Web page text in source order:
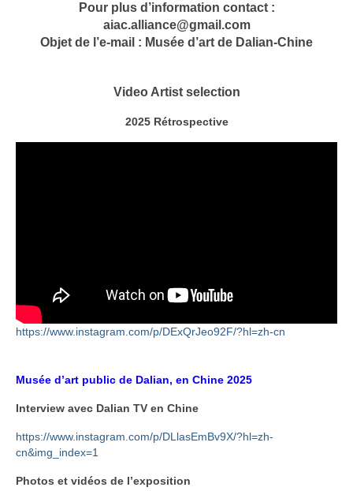
Pour plus d’information contact :
aiac.alliance@gmail.com
Objet de l’e-mail : Musée d’art de Dalian-Chine
Video Artist selection
2025 Rétrospective
https://www.instagram.com/p/DExQrJeo92F/?hl=zh-cn
Musée d’art public de Dalian, en Chine 2025
Interview avec Dalian TV en Chine
https://www.instagram.com/p/DLlasEmBv9X/?hl=zh-
cn&img_index=1
Photos et vidéos de l’exposition